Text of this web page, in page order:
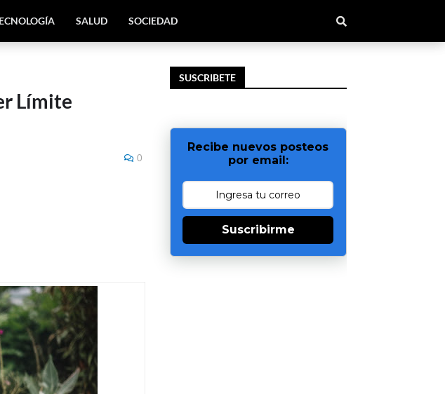
SALUD SOCIEDAD
Límite
0
SUSCRIBETE
Recibe nuevos posteos
por email:
Suscribirme